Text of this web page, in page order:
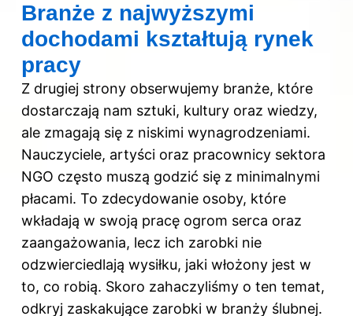
Branże z najwyższymi
dochodami kształtują rynek
pracy
Z drugiej strony obserwujemy branże, które
dostarczają nam sztuki, kultury oraz wiedzy,
ale zmagają się z niskimi wynagrodzeniami.
Nauczyciele, artyści oraz pracownicy sektora
NGO często muszą godzić się z minimalnymi
płacami. To zdecydowanie osoby, które
wkładają w swoją pracę ogrom serca oraz
zaangażowania, lecz ich zarobki nie
odzwierciedlają wysiłku, jaki włożony jest w
to, co robią. Skoro zahaczyliśmy o ten temat,
odkryj zaskakujące zarobki w branży ślubnej.